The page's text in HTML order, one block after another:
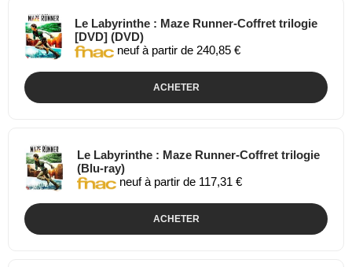
Le Labyrinthe : Maze Runner-Coffret trilogie
[DVD] (DVD)
neuf à partir de 240,85 €
ACHETER
Le Labyrinthe : Maze Runner-Coffret trilogie
(Blu-ray)
neuf à partir de 117,31 €
ACHETER